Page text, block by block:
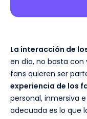
La interacción de
en día, no basta con
fans quieren ser
experiencia de los
personal, inmersiva
adecuada es lo que